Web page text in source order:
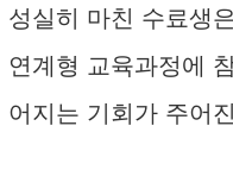
성실히 마친 수료생
연계형 교육과정에
어지는 기회가 주어